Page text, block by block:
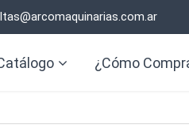
¿Cómo